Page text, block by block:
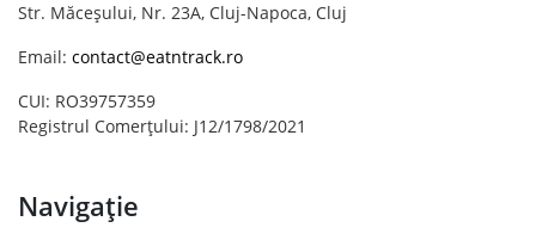
Str. Măceșului, Nr. 23A, Cluj-Napoca, Cluj
Email: contact@eatntrack.ro
CUI: RO39757359
Registrul Comerțului: J12/1798/2021
Navigație